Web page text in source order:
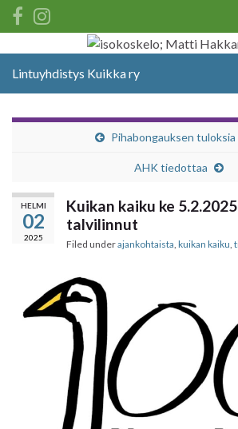
Search for:
Lintuyhdistys Kuikka ry
Pihabongauksen tuloksia
AHK tiedottaa
HELMI
02
2025
Kuikan kaiku ke
talvilinnut
Filed underajankohtaista kuikan kaiku